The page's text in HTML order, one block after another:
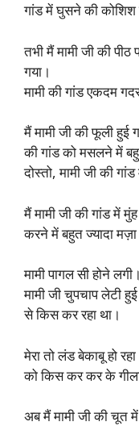
गांड में घुसने की कोशिश
तभी मैं मामी जी की
गया।
मामी की गांड एकदम
मैं मामी जी की फूली हुई
की गांड को मसलने में
दोस्तो, मामी जी की
मैं मामी जी की गांड में
करने में बहुत ज्यादा
मामी पागल सी होने लगी।
मामी जी चुपचाप लेटी
से किस कर रहा था।
मेरा तो लंड बेकाबू हो
को किस कर कर के
अब मैं मामी जी की चूत